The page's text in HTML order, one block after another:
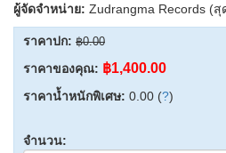
ผู้จัดจำหน่าย: Zudrangma Records (
ราคาปก: ฿0.00
ราคาของคุณ: ฿1,400.00
ราคาน้ำหนักพิเศษ: 0.00 (?)
จำนวน: